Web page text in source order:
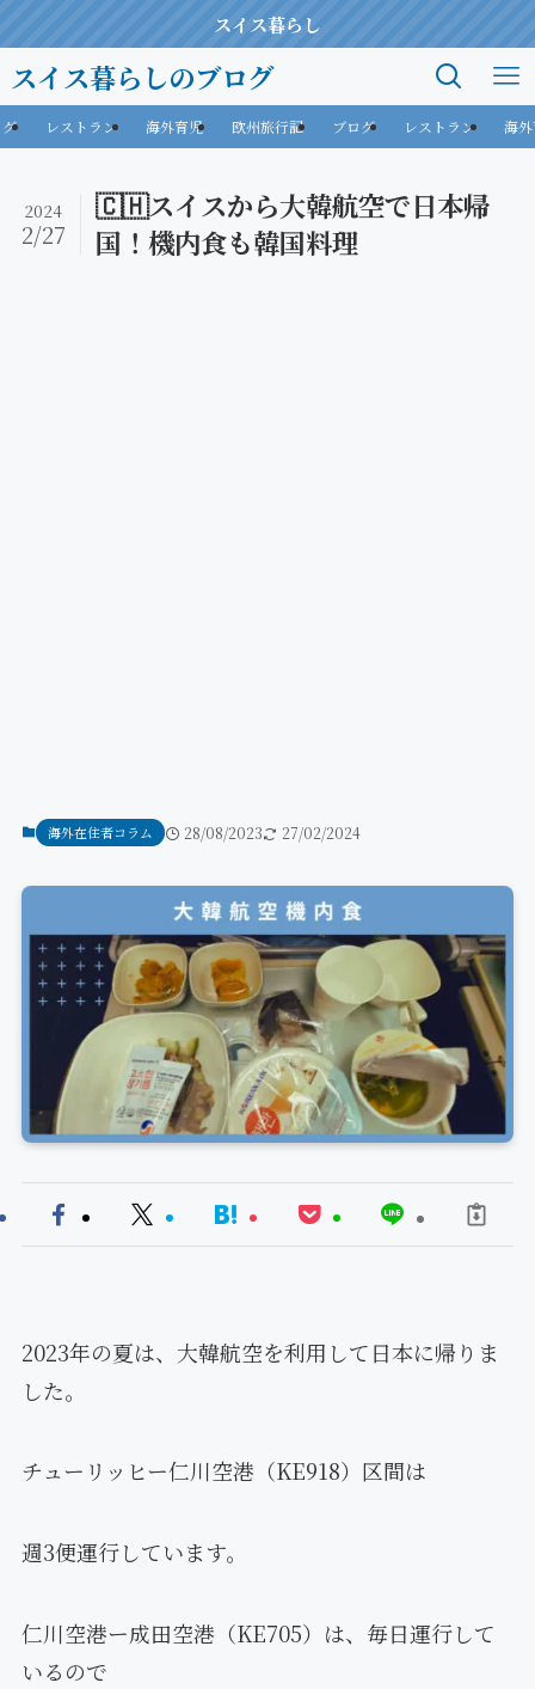
スイス暮らし
スイス暮らしのブログ
レストラン 海外育児 欧州旅行記 ブログ レストラン 海
🇨🇭スイスから大韓航空で日本帰
国！機内食も韓国料理
2024
2/27
海外在住者コラム 28/08/2023 27/02/2024
2023年の夏は、大韓航空を利用して日本に帰りま
した。
チューリッヒー仁川空港（KE918）区間は
週3便運行しています。
仁川空港ー成田空港（KE705）は、毎日運行して
いるので